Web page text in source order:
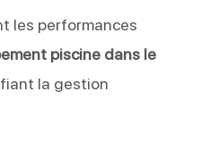
les performances
piscine dans le
la gestion